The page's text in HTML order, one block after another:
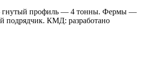
гнутый профиль — 4 тонны. Фермы —
подрядчик. КМД: разработано